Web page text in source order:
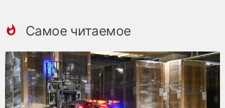
Самое читаемое